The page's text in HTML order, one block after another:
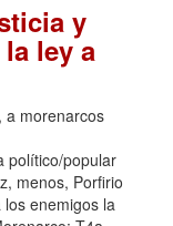
y
ley a
a morenarcos
político/popular
menos, Porfirio
enemigos la